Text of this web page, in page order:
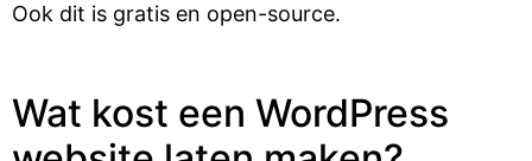
Ook dit is gratis en open-source.
Wat kost een WordPress